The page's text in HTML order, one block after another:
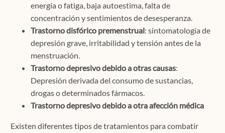
energía o fatiga, baja autoestima, falta de
concentración y sentimientos de desesperanza.
Trastorno disfórico premenstrual: sintomatología de
depresión grave, irritabilidad y tensión antes de la
menstruación.
Trastorno depresivo debido a otras causas:
Depresión derivada del consumo de sustancias,
drogas o determinados fármacos.
Trastorno depresivo debido a otra afección médica
Existen diferentes tipos de tratamientos para combatir